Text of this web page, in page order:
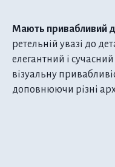
Мають привабливий
ретельній увазі до
елегантний і
візуальну
доповнюючи різні